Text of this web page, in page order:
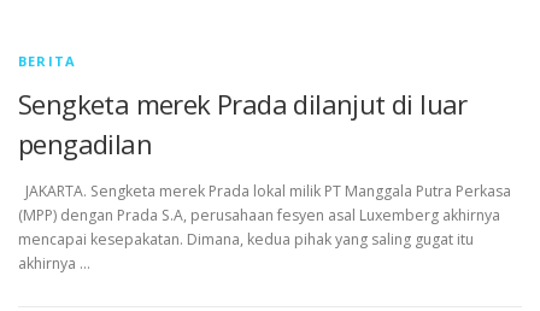
BERITA
Sengketa merek Prada dilanjut di luar
pengadilan
JAKARTA. Sengketa merek Prada lokal milik PT Manggala Putra Perkasa
(MPP) dengan Prada S.A, perusahaan fesyen asal Luxemberg akhirnya
mencapai kesepakatan. Dimana, kedua pihak yang saling gugat itu
akhirnya …